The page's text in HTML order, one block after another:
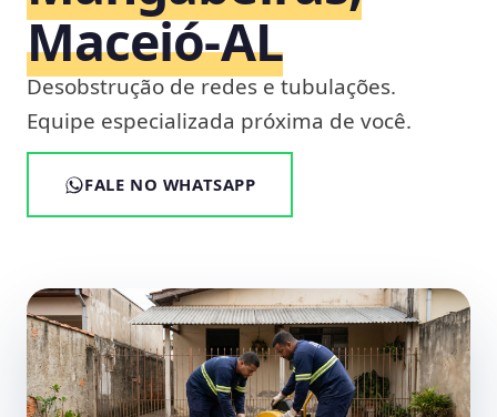
Maceió‑AL
Desobstrução de redes e tubulações.
Equipe especializada próxima de você.
FALE NO WHATSAPP